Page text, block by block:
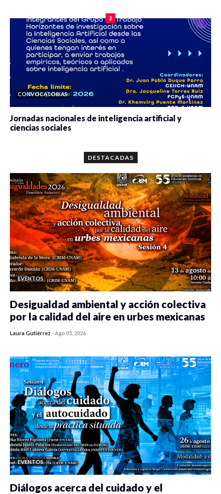
2
CONVOCATORIAS
Jornadas nacionales de inteligencia artificial y
ciencias sociales
DESTACADAS
EVENTOS
Desigualdad ambiental y acción colectiva
por la calidad del aire en urbes mexicanas
Laura Gutiérrez -Ago 05, 2026
EVENTOS
Diálogos acerca del cuidado y el